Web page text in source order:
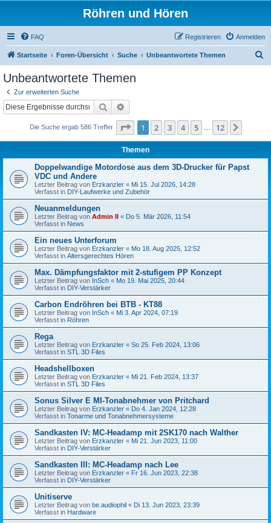
Röhren und Hören
FAQ Anmelden
Registrieren
Startseite Foren-Übersicht Suche Unbeantwortete Themen
Unbeantwortete Themen
Zur erweiterten Suche
Suche
Die Suche ergab 586 Treffer Seite 1von 12
1 2 3 4 5 12
Themen
Doppelwandige Motordose aus dem 3D-Drucker für Papst
VDC und Andere
Letzter Beitrag von Erzkanzler « Mi 15. Jul 2026, 14:28
Verfasst in DIY-Laufwerke und Zubehör
Neuanmeldungen
Letzter Beitrag von Admin II « Do 5. Mär 2026, 11:54
Verfasst in News
Ein neues Unterforum
Letzter Beitrag von Erzkanzler « Mo 18. Aug 2025, 12:52
Verfasst in Altersgerechtes Hören
Max. Dämpfungsfaktor mit 2-stufigem PP Konzept
Letzter Beitrag von InSch « Mo 19. Mai 2025, 20:44
Verfasst in DIY-Verstärker
Carbon Endröhren bei BTB - KT88
Letzter Beitrag von InSch « Mi 3. Apr 2024, 07:19
Verfasst in Röhren
Rega
Letzter Beitrag von Erzkanzler « So 25. Feb 2024, 13:06
Verfasst in STL 3D Files
Headshellboxen
Letzter Beitrag von Erzkanzler « Mi 21. Feb 2024, 13:37
Verfasst in STL 3D Files
Sonus Silver E MI-Tonabnehmer von Pritchard
Letzter Beitrag von Erzkanzler « Do 4. Jan 2024, 12:28
Verfasst in Tonarme und Tonabnehmersysteme
Sandkasten IV: MC-Headamp mit 2SK170 nach Walther
Letzter Beitrag von Erzkanzler « Mi 21. Jun 2023, 11:00
Verfasst in DIY-Verstärker
Sandkasten III: MC-Headamp nach Lee
Letzter Beitrag von Erzkanzler « Fr 16. Jun 2023, 22:38
Verfasst in DIY-Verstärker
Unitiserve
Letzter Beitrag von be.audiophil « Di 13. Jun 2023, 23:39
Verfasst in Hardware